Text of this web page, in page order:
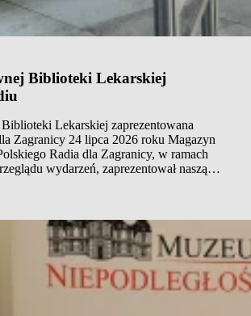
Biblioteki Lekarskiej
Lekarskiej zaprezentowana
Zagranicy 24 lipca 2026 roku Magazyn
Radia dla Zagranicy, w ramach
wydarzeń, zaprezentował naszą
Głównej Biblioteki Lekarskiej
historią medycyny
– wystawę można oglądać
w Muzeum…